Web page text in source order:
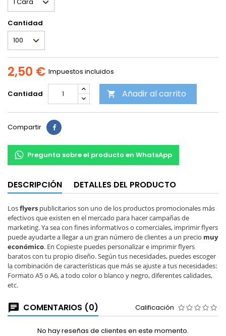
Cantidad
2,50 € Impuestos incluidos
Cantidad  Añadir al carrito
Compartir
Pregunta sobre el producto en WhatsApp
DESCRIPCIÓN DETALLES DEL PRODUCTO
Losflyers publicitarios son uno de los productos promocionales más
efectivos que existen en el mercado para hacer campañas de
marketing. Ya sea con fines informativos o comerciales, imprimir flyers
puede ayudarte a llegar a un gran número de clientes a un precio muy
económico. En Copieste puedes personalizar e imprimir flyers
baratos con tu propio diseño. Según tus necesidades, puedes escoger
la combinación de características que más se ajuste a tus necesidades:
Formato A5 o A6, a todo color o blanco y negro, diferentes calidades,
etc.
COMENTARIOS (0) Calificación
No hay reseñas de clientes en este momento.